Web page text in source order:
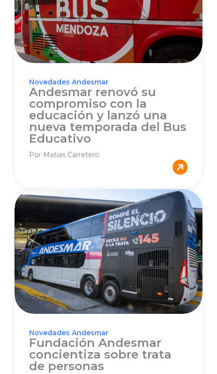
Novedades Andesmar
Andesmar renovó su
compromiso con la
educación y lanzó una
nueva temporada del Bus
Educativo
Por Matias Carretero
Novedades Andesmar
Fundación Andesmar
concientiza sobre trata
de personas